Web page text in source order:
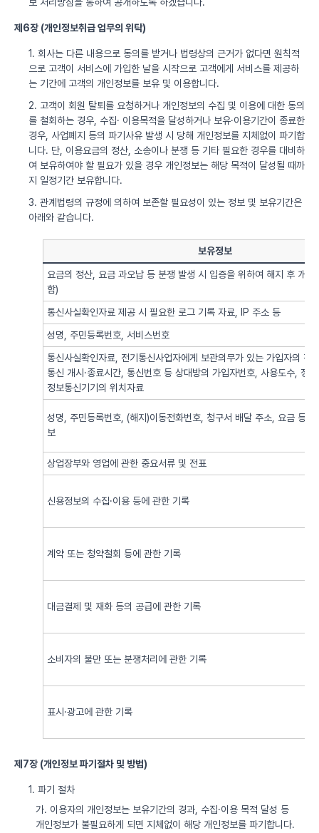
제6장 (개인정보취급 업무의 위탁)
1. 회사는 다른 내용으로 동의를 받거나 법령상의 근거가 없다면 원칙적
으로 고객이 서비스에 가입한 날을 시작으로 고객에게 서비스를 제공하
는 기간에 고객의 개인정보를 보유 및 이용합니다.
2. 고객이 회원 탈퇴를 요청하거나 개인정보의 수집 및 이용에 대한 동의
를 철회하는 경우, 수집· 이용목적을 달성하거나 보유·이용기간이 종료한
경우, 사업폐지 등의 파기사유 발생 시 당해 개인정보를 지체없이 파기합
니다. 단, 이용요금의 정산, 소송이나 분쟁 등 기타 필요한 경우를 대비하
여 보유하여야 할 필요가 있을 경우 개인정보는 해당 목적이 달성될 때까
지 일정기간 보유합니다.
3. 관계법령의 규정에 의하여 보존할 필요성이 있는 정보 및 보유기간은
아래와 같습니다.
보유정보
요금의 정산, 요금 과오납 등 분쟁 발생 시 입증을 위하여 해지 후 개인
함)
통신사실확인자료 제공 시 필요한 로그 기록 자료, IP 주소 등
성명, 주민등록번호, 서비스번호
통신사실확인자료, 전기통신사업자에게 보관의무가 있는 가입자의 전
통신 개시·종료시간, 통신번호 등 상대방의 가입자번호, 사용도수, 정
정보통신기기의 위치자료
성명, 주민등록번호, (해지)이동전화번호, 청구서 배달 주소, 요금 등
보
상업장부와 영업에 관한 중요서류 및 전표
신용정보의 수집·이용 등에 관한 기록
계약 또는 청약철회 등에 관한 기록
대금결제 및 재화 등의 공급에 관한 기록
소비자의 불만 또는 분쟁처리에 관한 기록
표시·광고에 관한 기록
제7장 (개인정보 파기절차 및 방법)
1. 파기 절차
가. 이용자의 개인정보는 보유기간의 경과, 수집·이용 목적 달성 등
개인정보가 불필요하게 되면 지체없이 해당 개인정보를 파기합니다.